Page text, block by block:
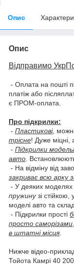
Опис
Опис
Відправимо
- Оплата на пошті
платіж або
є ПРОМ-оплата.
Про підкрилки:
- Пластикові,
трісне! Дуже міцні,
- Підкрилки
авто .
- На відміну від
закриває всю арку
- У деяких моделях
пружинузі стійкою,
моделі авто та
- Підкрилки прості
просто саморізами
в штатні місця
Нижче відео-
Тойота Камрі 40